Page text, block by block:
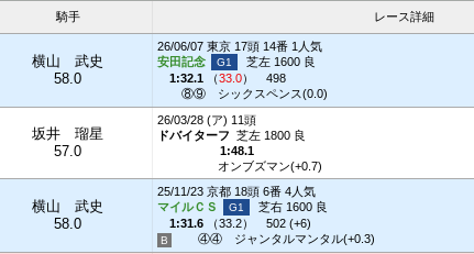
騎手 レース詳細
横山 武史
58.0
26/06/07 東京 17頭 14番 1人気
安田記念
芝左 1600 良
1:32.1 （33.0）
498
⑧⑨
シックスペンス(0.0)
坂井 瑠星
57.0
26/03/28 (ア) 11頭
ドバイターフ 芝左 1800 良
1:48.1
オンブズマン(+0.7)
横山 武史
58.0
25/11/23 京都 18頭 6番 4人気
マイルＣＳ
芝右 1600 良
1:31.6 （33.2）
502 (+6)
④④
ジャンタルマンタル(+0.3)